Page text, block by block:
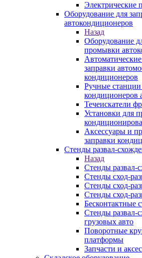
Электрические
Оборудование для
автокондиционеров
Назад
Оборудование
промывки
заправки
кондиционеров
Ручные станции
кондиционеров
Течеискатели
Установки для
Аксессуары и
заправки
Стенды развал-
Назад
Стенды развал-
Стенды сход-
Стенды сход-
Стенды сход-
Бесконтактные
Стенды развал-
грузовых авто
Поворотные
платформы
Запчасти и